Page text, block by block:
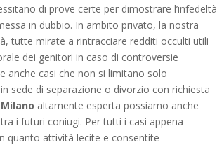
di prove certe per dimostrare l’infedeltà
in dubbio. In ambito privato, la nostra
tutte mirate a rintracciare redditi occulti utili
dei genitori in caso di controversie
anche casi che non si limitano solo
sede di separazione o divorzio con richiesta
altamente esperta possiamo anche
i futuri coniugi. Per tutti i casi appena
quanto attività lecite e consentite